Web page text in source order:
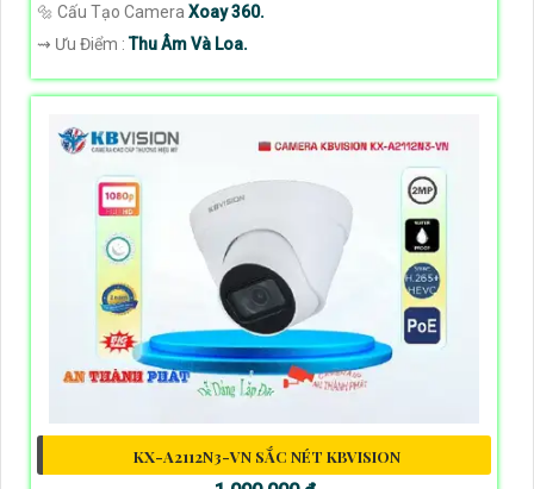
🔩 Cấu Tạo Camera Xoay 360.
️⇝ Ưu Điểm :Thu Âm Và Loa.
KX-A2112N3-VN SẮC NÉT KBVISION